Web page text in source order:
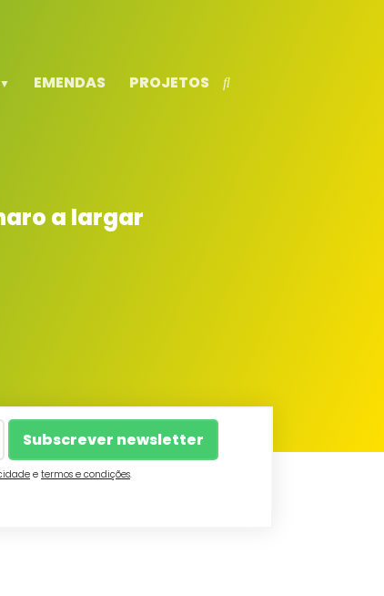
EMENDAS PROJETOS
a largar
e termos e condições.